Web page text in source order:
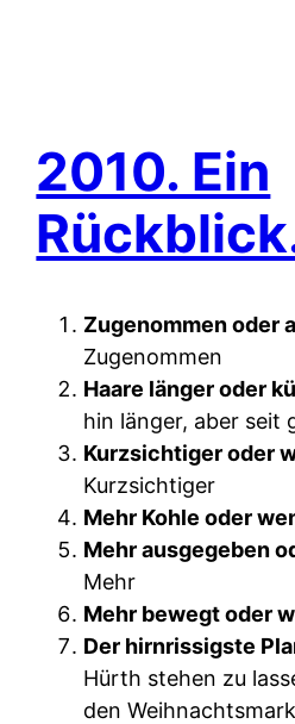
2010. Ein
Zugenommen oder
Zugenommen
Haare länger oder
hin länger, aber seit
Kurzsichtiger oder
Kurzsichtiger
Mehr Kohle oder
Mehr ausgegeben
Mehr
Mehr bewegt oder
Der hirnrissigste
Hürth stehen zu
den